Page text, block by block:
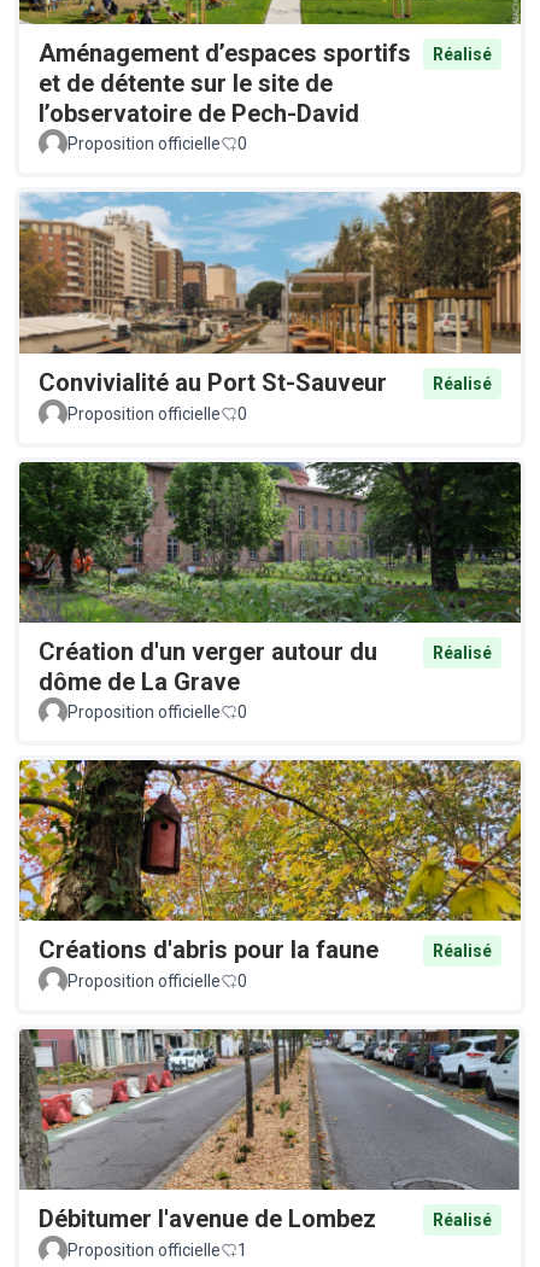
Aménagement d’espaces sportifs
et de détente sur le site de
l’observatoire de Pech-David
Réalisé
Proposition officielle 0
Convivialité au Port St-Sauveur
Réalisé
Proposition officielle
0
Création d'un verger autour du
dôme de La Grave
Réalisé
Proposition officielle 0
Créations d'abris pour la faune
Réalisé
Proposition officielle
0
Débitumer l'avenue de Lombez
Réalisé
Proposition officielle
1